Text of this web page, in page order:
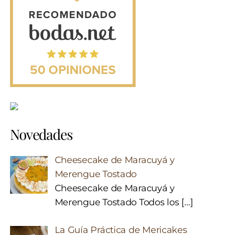
Novedades
Cheesecake de Maracuyá y
Merengue Tostado
Cheesecake de Maracuyá y
Merengue Tostado Todos los […]
La Guía Práctica de Mericakes